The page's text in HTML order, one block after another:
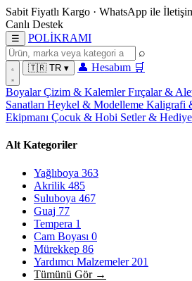
Sabit Fiyatlı Kargo · WhatsApp ile
Canlı Destek
☰ POLİKRAMI
⌕
🇹🇷 TR ▾ 👤 Hesabım 🛒
BoyalarÇizim & KalemlerFırçalar &
Sanatları Heykel & Modelleme Kaligrafi
Ekipmanı Çocuk & Hobi Setler &
Alt Kategoriler
Yağlıboya 363
Akrilik 485
Suluboya 467
Guaj 77
Tempera 1
Cam Boyası 0
Mürekkep 86
Yardımcı Malzemeler 201
Tümünü Gör →